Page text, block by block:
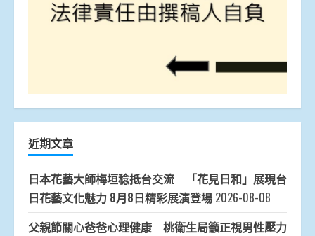
近期文章
日本花藝大師梅垣稔抵台交流 「花見日和」展現台
日花藝文化魅力 8月8日精彩展演登場 2026-08-08
父親節關心爸爸心理健康 桃衛生局籲正視男性壓力